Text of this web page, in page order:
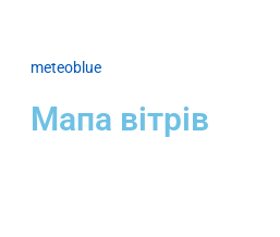
meteoblue
Мапа вітрів